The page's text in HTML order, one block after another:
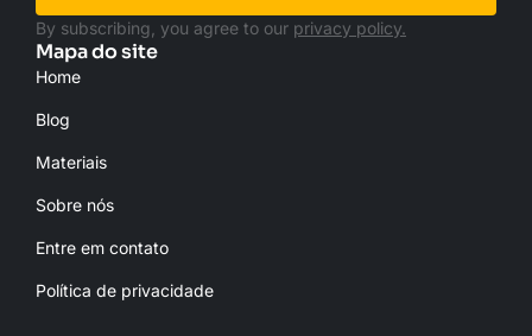
By subscribing, you agree to our privacy policy.
Mapa do site
Home
Blog
Materiais
Sobre nós
Entre em contato
Política de privacidade